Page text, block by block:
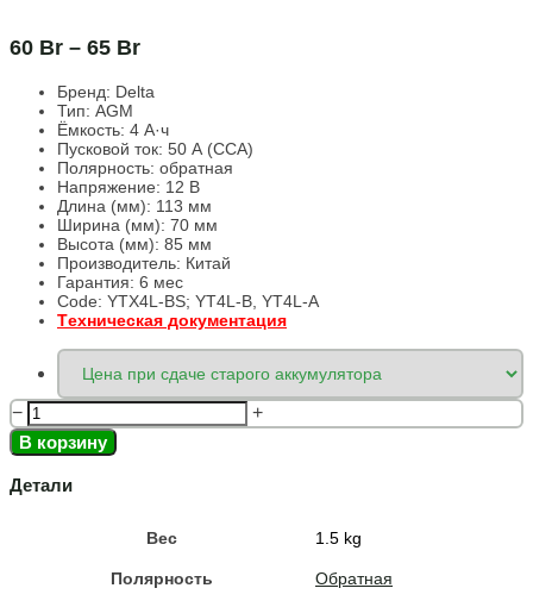
60 Br – 65 Br
Бренд: Delta
Тип: AGM
Ёмкость: 4 А·ч
Пусковой ток: 50 А (CCA)
Полярность: обратная
Напряжение: 12 В
Длина (мм): 113 мм
Ширина (мм): 70 мм
Высота (мм): 85 мм
Производитель: Китай
Гарантия: 6 мес
Code: YTX4L-BS; YT4L-B, YT4L-A
Tехническая документация
−
+
В корзину
Детали
Вес 1.5 kg
Полярность Обратная